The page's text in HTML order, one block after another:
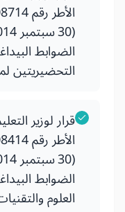
الضوابط
التحضيريتين
قرار لوزير
الضوابط
العلوم